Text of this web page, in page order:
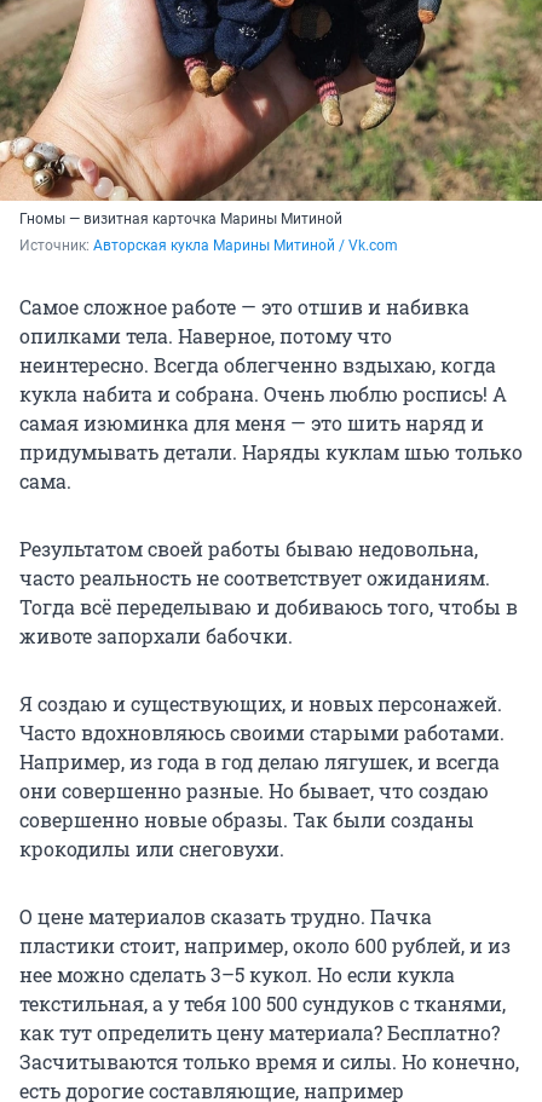
Гномы — визитная карточка Марины Митиной
Источник: Авторская кукла Марины Митиной / Vk.com
Самое сложное работе — это отшив и набивка
опилками тела. Наверное, потому что
неинтересно. Всегда облегченно вздыхаю, когда
кукла набита и собрана. Очень люблю роспись! А
самая изюминка для меня — это шить наряд и
придумывать детали. Наряды куклам шью только
сама.
Результатом своей работы бываю недовольна,
часто реальность не соответствует ожиданиям.
Тогда всё переделываю и добиваюсь того, чтобы в
животе запорхали бабочки.
Я создаю и существующих, и новых персонажей.
Часто вдохновляюсь своими старыми работами.
Например, из года в год делаю лягушек, и всегда
они совершенно разные. Но бывает, что создаю
совершенно новые образы. Так были созданы
крокодилы или снеговухи.
О цене материалов сказать трудно. Пачка
пластики стоит, например, около 600 рублей, и из
нее можно сделать 3–5 кукол. Но если кукла
текстильная, а у тебя 100 500 сундуков с тканями,
как тут определить цену материала? Бесплатно?
Засчитываются только время и силы. Но конечно,
есть дорогие составляющие, например